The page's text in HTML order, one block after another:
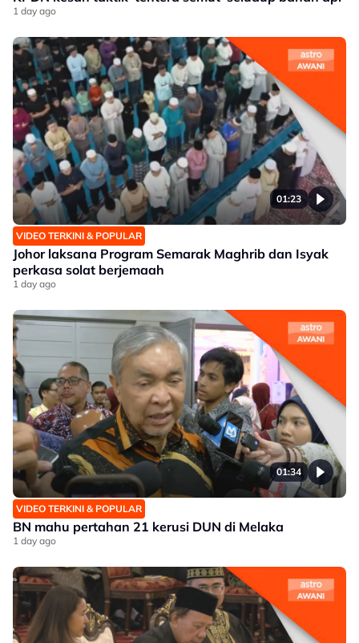
1 day ago
01:23
VIDEO TERKINI & POPULAR
Johor laksana Program Semarak Maghrib dan Isyak
perkasa solat berjemaah
1 day ago
01:34
VIDEO TERKINI & POPULAR
BN mahu pertahan 21 kerusi DUN di Melaka
1 day ago